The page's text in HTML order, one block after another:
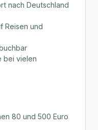
nach Deutschland
Reisen und
bei vielen
80 und 500 Euro